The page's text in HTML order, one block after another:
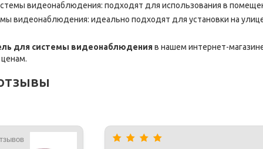
видеонаблюдения: подходят для использования в
видеонаблюдения: идеально подходят для установки на
для системы видеонаблюденияв нашем интернет-